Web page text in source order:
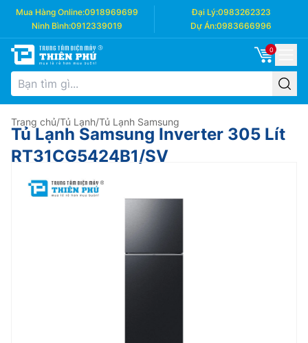
Mua Hàng Online:0918969699 Đại Lý:0983262323
Ninh Bình:0912339019 Dự Án:0983666996
0
Trang chủ/Tủ Lạnh/Tủ Lạnh Samsung
Tủ Lạnh Samsung Inverter 305 Lít
RT31CG5424B1/SV